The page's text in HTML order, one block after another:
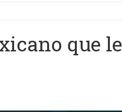
que le